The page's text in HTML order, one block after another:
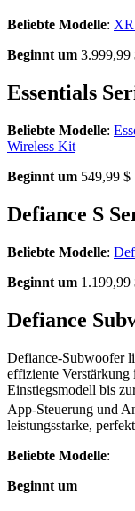
Beliebte Modelle: XR
Beginnt um 3.999,99
Essentials
Beliebte Modelle:
Wireless Kit
Beginnt um 549,99 $
Defiance S
Beliebte Modelle:
Beginnt um 1.199,99
Defiance
Defiance-Subwoofer
effiziente
Einstiegsmodell bis
App-Steuerung und
leistungsstarke,
Beliebte Modelle:
Beginnt um